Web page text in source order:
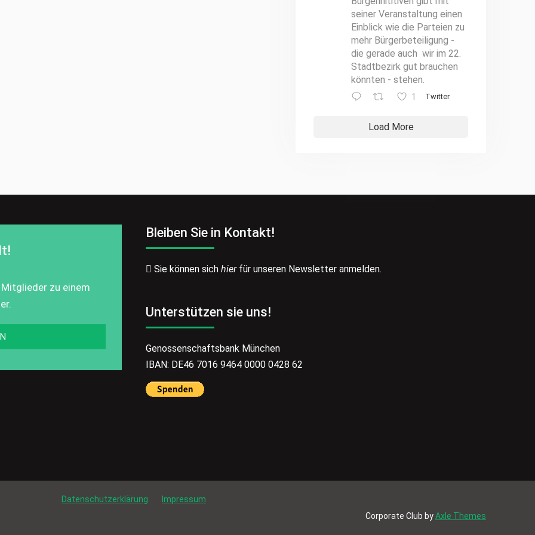
seiner Veranstaltung einen
Einblick wie die Parteien zu
mehr Bürgerbeteiligung -
die gerade auch wir im 22.
Stadtbezirk gut brauchen
könnten - stehen.
1 Twitter
Load More
zu einem
Bleiben Sie in Kontakt!
Sie können sich hier für unseren Newsletter anmelden.
Unterstützen sie uns!
Genossenschaftsbank München
IBAN: DE46 7016 9464 0000 0428 62
Datenschutzerklärung
Impressum
Corporate Club byAxle Themes